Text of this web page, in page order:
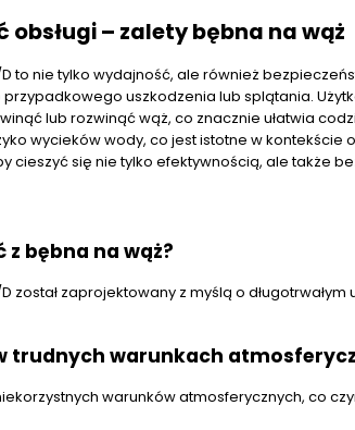
obsługi – zalety bębna na wąż
D to nie tylko wydajność, ale również
uszkodzenia lub splątania.
lub rozwinąć wąż, co znacznie ułatwia
wycieków wody, co jest istotne w
cieszyć się nie tylko efektywnością, ale także
bębna na wąż?
D został zaprojektowany z myślą o
trudnych warunkach
warunków atmosferycznych, co